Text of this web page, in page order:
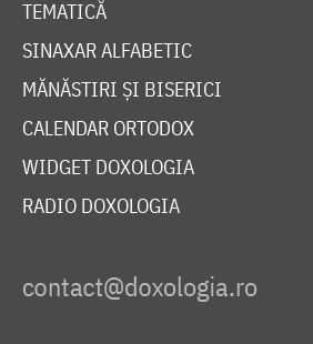
TEMATICĂ
SINAXAR ALFABETIC
MĂNĂSTIRI ȘI BISERICI
CALENDAR ORTODOX
WIDGET DOXOLOGIA
RADIO DOXOLOGIA